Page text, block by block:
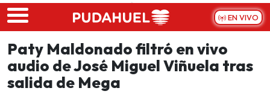
Skip to main content
EN VIVO
Paty Maldonado filtró en vivo
audio de José Miguel Viñuela tras
salida de Mega